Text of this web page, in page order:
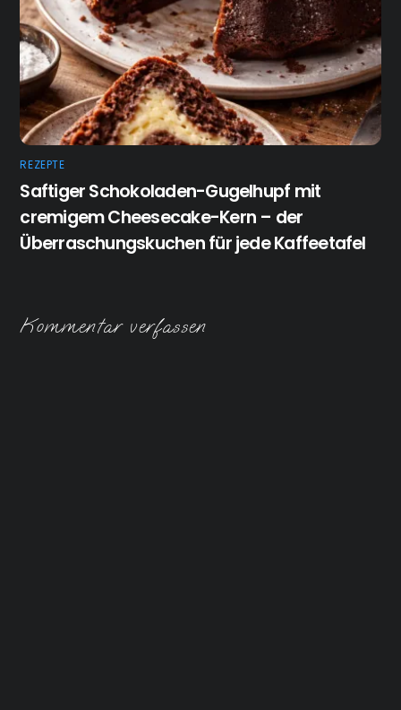
REZEPTE
Saftiger Schokoladen-Gugelhupf mit
cremigem Cheesecake-Kern – der
Überraschungskuchen für jede Kaffeetafel
Kommentar verfassen